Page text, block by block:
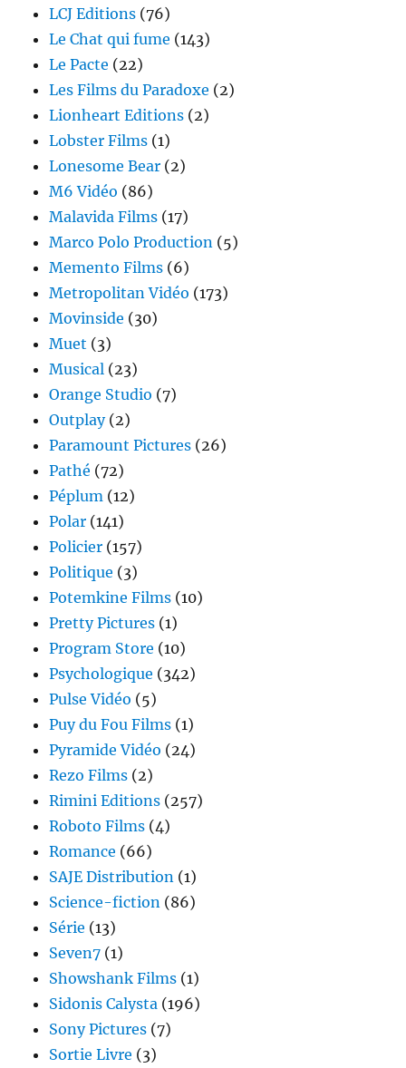
LCJ Editions (76)
Le Chat qui fume (143)
Le Pacte (22)
Les Films du Paradoxe (2)
Lionheart Editions (2)
Lobster Films (1)
Lonesome Bear (2)
M6 Vidéo (86)
Malavida Films (17)
Marco Polo Production (5)
Memento Films (6)
Metropolitan Vidéo (173)
Movinside (30)
Muet (3)
Musical (23)
Orange Studio (7)
Outplay(2)
Paramount Pictures (26)
Pathé (72)
Péplum (12)
Polar (141)
Policier (157)
Politique (3)
Potemkine Films (10)
Pretty Pictures (1)
Program Store (10)
Psychologique (342)
Pulse Vidéo (5)
Puy du Fou Films (1)
Pyramide Vidéo (24)
Rezo Films (2)
Rimini Editions (257)
Roboto Films (4)
Romance (66)
SAJE Distribution (1)
Science-fiction (86)
Série (13)
Seven7 (1)
Showshank Films (1)
Sidonis Calysta (196)
Sony Pictures (7)
Sortie Livre (3)